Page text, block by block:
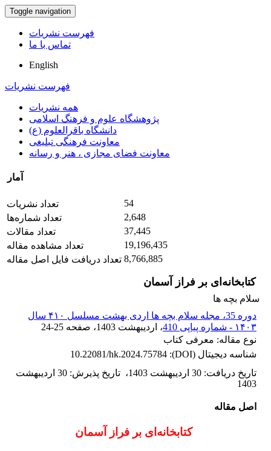
Toggle navigation
فهرست نشریات
تماس با ما
English
فهرست نشریات
همه نشریات
پژوهشگاه علوم و فرهنگ اسلامی
دانشگاه باقرالعلوم (ع)
معاونت فرهنگی تبلیغی
معاونت فضای مجازی ، هنر و رسانه
آمار
تعداد نشریات
54
تعداد شماره‌ها
2,648
تعداد مقالات
37,445
تعداد مشاهده مقاله
19,196,435
تعداد دریافت فایل اصل مقاله 8,766,885
کتابخانه‌ای بر فراز آسمان
سلام بچه ها
دوره 35، مجله سلام بچه ها اردی بهشت مسلسل ۴۱۰ سال
۱۴۰۳ - شماره پیاپی 410
، اردیبهشت 1403 ، صفحه 24-25
نوع مقاله: معرفی کتاب
شناسه دیجیتال (DOI):
10.22081/hk.2024.75784
تاریخ دریافت: 30 اردیبهشت 1403 ، تاریخ پذیرش:
30 اردیبهشت
1403
اصل مقاله
کتابخانه‌ای بر فراز آسمان